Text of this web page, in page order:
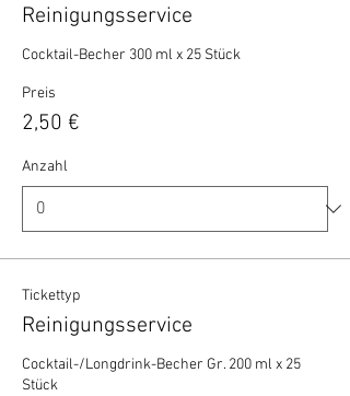
Reinigungsservice
Cocktail-Becher 300 ml x 25 Stück
Preis
2,50 €
Anzahl
Tickettyp
Reinigungsservice
Cocktail-/Longdrink-Becher Gr. 200 ml x 25
Stück